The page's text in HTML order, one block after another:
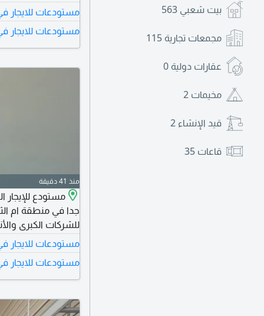
بيت شعبي 563
مجمعات تجارية 115
عقارات دولية 0
مخيمات 2
قيد الإنشاء 2
قاعات 35
وسهل الدخول
مستودعات للايجار
مستودعات للايجار
منذ 41 دقيقة
مستودع للإيجار
جدا في منطقة ام
للشركات الكبرى
الشاحنات مناسب
مستودعات للايجار
مستودعات للايجار